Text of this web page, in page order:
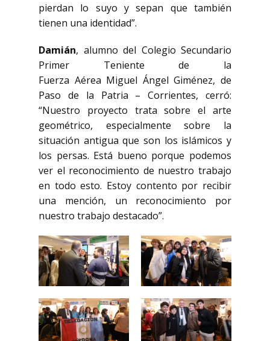
pierdan lo suyo y sepan que también
tienen una identidad”.
Damián, alumno del Colegio Secundario
Primer Teniente de la
Fuerza Aérea Miguel Ángel Giménez, de
Paso de la Patria – Corrientes, cerró:
“Nuestro proyecto trata sobre el arte
geométrico, especialmente sobre la
situación antigua que son los islámicos y
los persas. Está bueno porque podemos
ver el reconocimiento de nuestro trabajo
en todo esto. Estoy contento por recibir
una mención, un reconocimiento por
nuestro trabajo destacado”.